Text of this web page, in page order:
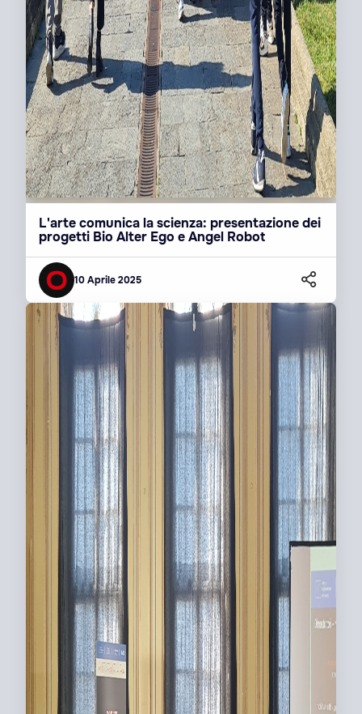
L'arte comunica la scienza: presentazione dei
progetti Bio Alter Ego e Angel Robot
10 Aprile 2025